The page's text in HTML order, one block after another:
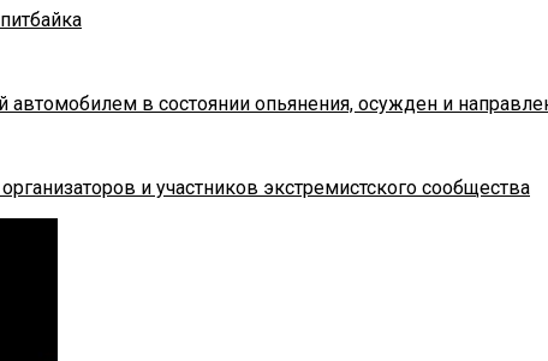
автомобилем в состоянии опьянения, осужден и
и участников экстремистского сообщества